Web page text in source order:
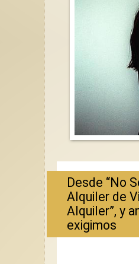
Desde “No
Alquiler de
Alquiler”, y
exigimos